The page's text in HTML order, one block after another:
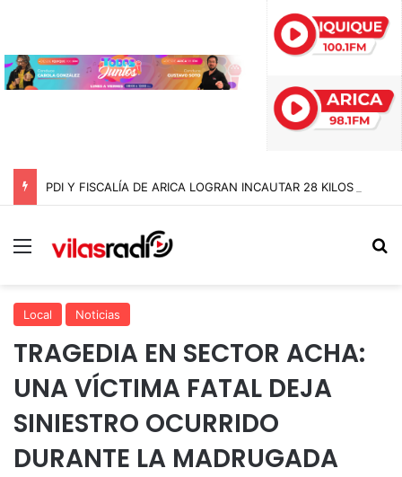
Menú
Local Noticias
TRAGEDIA EN SECTOR ACHA:
UNA VÍCTIMA FATAL DEJA
SINIESTRO OCURRIDO
DURANTE LA MADRUGADA